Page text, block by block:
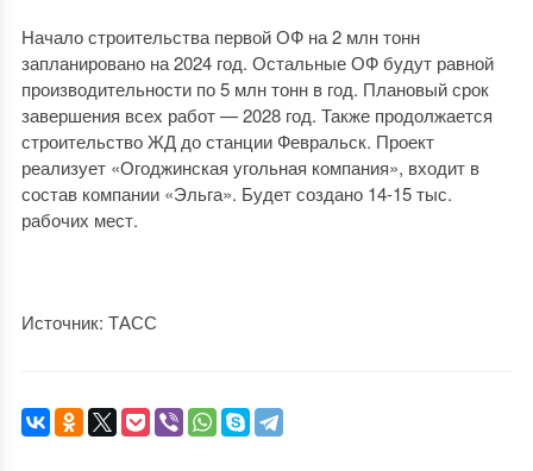
Начало строительства первой ОФ на 2 млн тонн
запланировано на 2024 год. Остальные ОФ будут равной
производительности по 5 млн тонн в год. Плановый срок
завершения всех работ — 2028 год. Также продолжается
строительство ЖД до станции Февральск. Проект
реализует «Огоджинская угольная компания», входит в
состав компании «Эльга». Будет создано 14-15 тыс.
рабочих мест.
Источник: ТАСС